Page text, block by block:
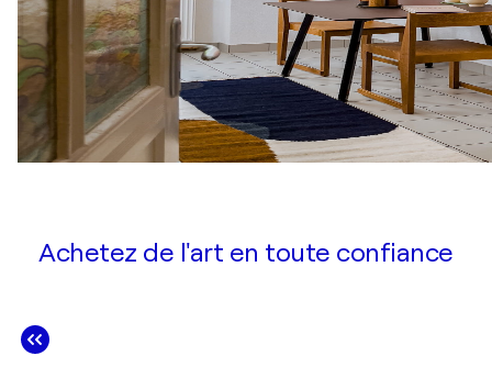
Achetez de l'art en toute confiance